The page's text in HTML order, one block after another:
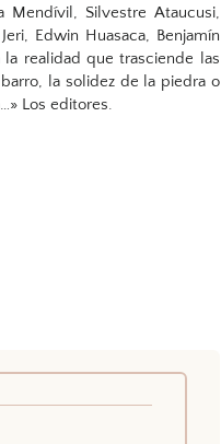
Mendívil, Silvestre Ataucusi,
Edwin Huasaca, Benjamín
realidad que trasciende las
la solidez de la piedra o
Los editores.